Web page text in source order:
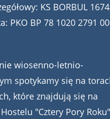
KS BORBUL
PKO BP 78 1020 2791
wiosenno-letnio-
spotykamy się na
które znajdują się na
"Cztery Pory Roku"